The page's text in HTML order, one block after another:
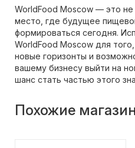
WorldFood Moscow — это не
место, где будущее
формироваться сегодня.
WorldFood Moscow для
новые горизонты и
вашему бизнесу выйти на
шанс стать частью этого
Похожие